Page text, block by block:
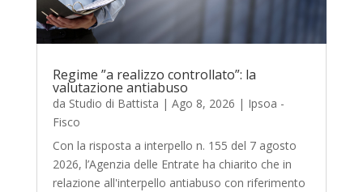
Regime ”a realizzo controllato”: la
valutazione antiabuso
da Studio di Battista | Ago 8, 2026 | Ipsoa -
Fisco
Con la risposta a interpello n. 155 del 7 agosto
2026, l’Agenzia delle Entrate ha chiarito che in
relazione all'interpello antiabuso con riferimento